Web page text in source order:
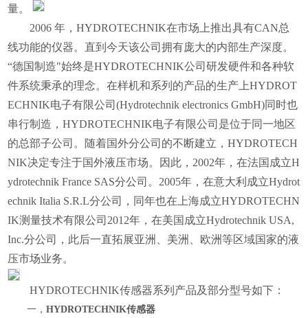
量。
2006 年，HYDROTECHNIK在市场上推出具有CAN总
线功能的仪器。直到今天该公司拥有庞大的内部生产深度。
“德国制造"始终是HYDROTECHNIK公司研发硬件和各种软
件系统秉承的理念。在样机和系列的产品的生产上HYDROT
ECHNIK电子有限公司(Hydrotechnik electronics GmbH)同时也
串行制造，HYDROTECHNIK电子有限公司是位于同一地区
的总部子公司。随着国外分公司的不断建立，HYDROTECH
NIK决定专注于国外液压市场。因此，2002年，在法国成立H
ydrotechnik France SAS分公司。2005年，在意大利成立Hydrot
echnik Italia S.R.L分公司，同年也在上海成立HYDROTECHN
IK测量技术有限公司2012年，在美国成立Hydrotechnik USA,
Inc.分公司，此后一直拓展亚洲、美洲、欧洲等区域国家的液
压市场业务。
HYDROTECHNIK传感器系列产品及部分型号如下：
一，HYDROTECHNIK传感器